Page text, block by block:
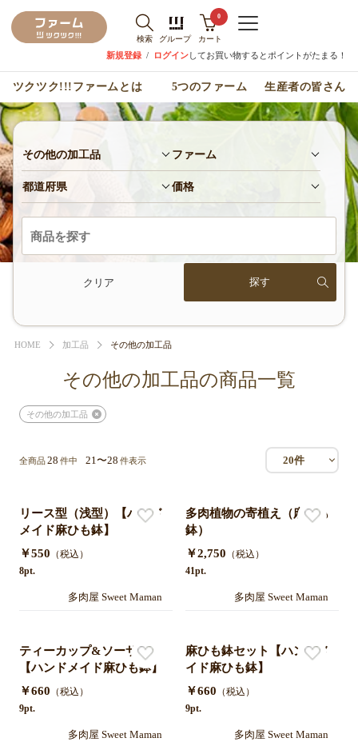
検索 グループ
0
カート
新規登録 / ログインしてお買い物するとポイントがたまる！
ツクツク!!!ファームとは 5つのファーム 生産者の皆さん
その他の加工品 ファーム
都道府県 価格
クリア
HOME 加工品 その他の加工品
その他の加工品の商品一覧
その他の加工品
全商品28 件中 21〜28 件表示 20件
リース型（浅型）【ハンド
メイド麻ひも鉢】
￥550 （税込）
8pt.
多肉屋 Sweet Maman
多肉植物の寄植え（麻ひも
鉢）
￥2,750 （税込）
41pt.
多肉屋 Sweet Maman
ティーカップ&ソーサー
【ハンドメイド麻ひも鉢】
￥660 （税込）
9pt.
多肉屋 Sweet Maman
麻ひも鉢セット【ハンドメ
イド麻ひも鉢】
￥660 （税込）
9pt.
多肉屋 Sweet Maman